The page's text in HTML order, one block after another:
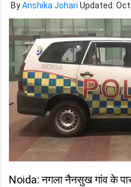
ByAnshika Johari Updated: Oct
Noida: नगला नैनसुख गांव के